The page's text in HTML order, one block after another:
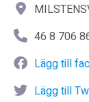
46 8 706
Lägg till
Lägg till